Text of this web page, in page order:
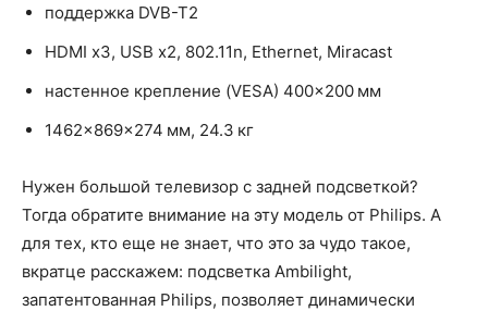
поддержка DVB-T2
HDMI x3, USB x2, 802.11n, Ethernet, Miracast
настенное крепление (VESA) 400×200 мм
1462x869x274 мм, 24.3 кг
Нужен большой телевизор с задней подсветкой?
Тогда обратите внимание на эту модель от Philips. А
для тех, кто еще не знает, что это за чудо такое,
вкратце расскажем: подсветка Ambilight,
запатентованная Philips, позволяет динамически